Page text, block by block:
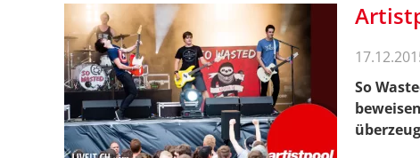
So